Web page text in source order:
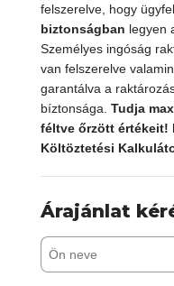
felszerelve, hogy
biztonságban legyen
Személyes ingóság
van felszerelve
garantálva a
bíztonsága. Tudja
féltve őrzött értékeit!
Költöztetési
Árajánlat